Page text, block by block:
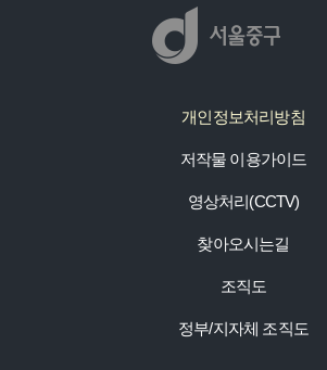
개인정보처리방침
저작물 이용가이드
영상처리(CCTV)
찾아오시는길
조직도
정부/지자체 조직도